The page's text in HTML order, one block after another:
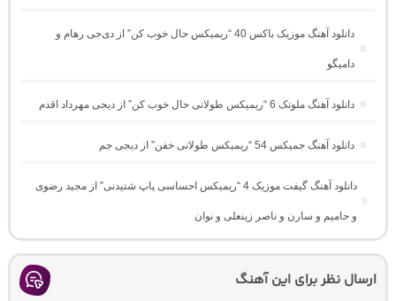
دانلود آهنگ موزیک باکس 40 “ریمیکس حال خوب کن” از دی‌جی رهام و
دامیگو
دانلود آهنگ ملوتک 6 “ریمیکس طولانی حال خوب کن” از دیجی مهرداد اقدم
دانلود آهنگ جمیکس 54 “ریمیکس طولانی خفن” از دیجی جم
دانلود آهنگ گیفت موزیک 4 “ریمیکس احساسی پاپ شنیدنی” از مجید رضوی
و حامیم و سارن و ناصر زینعلی و نوان
ارسال نظر برای این آهنگ